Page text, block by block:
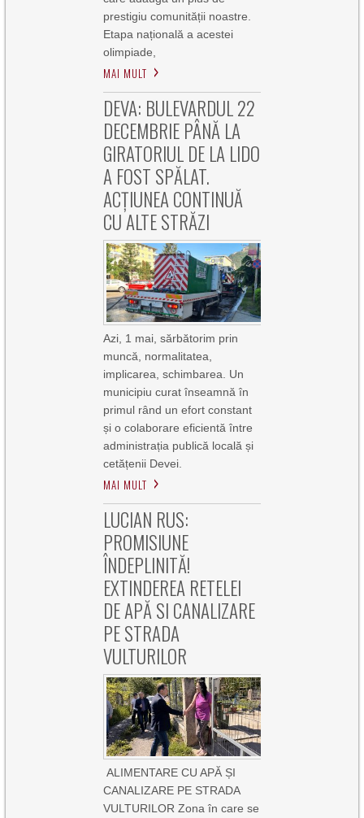
prestigiu comunității noastre.
Etapa națională a acestei
olimpiade,
MAI MULT
DEVA: BULEVARDUL 22
DECEMBRIE PÂNĂ LA
GIRATORIUL DE LA LIDO
A FOST SPĂLAT.
ACȚIUNEA CONTINUĂ
CU ALTE STRĂZI
Azi, 1 mai, sărbătorim prin
muncă, normalitatea,
implicarea, schimbarea. Un
municipiu curat înseamnă în
primul rând un efort constant
și o colaborare eficientă între
administrația publică locală și
cetățenii Devei.
MAI MULT
LUCIAN RUS:
PROMISIUNE
ÎNDEPLINITĂ!
EXTINDEREA RETELEI
DE APĂ SI CANALIZARE
PE STRADA
VULTURILOR
ALIMENTARE CU APĂ ȘI
CANALIZARE PE STRADA
VULTURILOR Zona în care se